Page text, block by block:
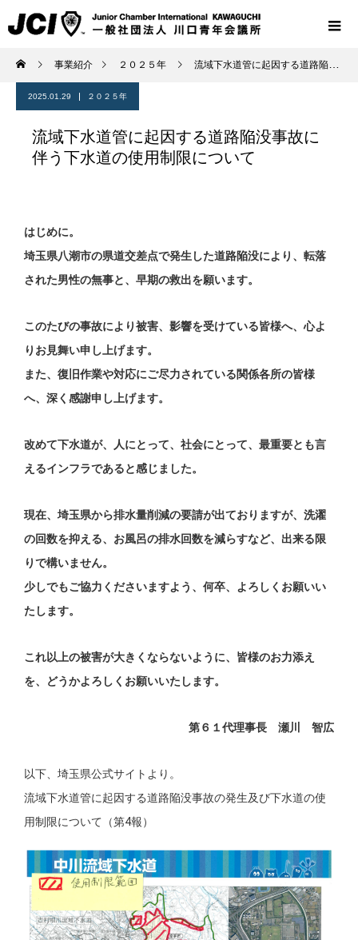
事業紹介 ２０２５年 流域下水道管に起因する道路陥没事故に伴う下水道の使用制限について
2025.01.29 ２０２５年
流域下水道管に起因する道路陥没事故に
伴う下水道の使用制限について
はじめに。
埼玉県八潮市の県道交差点で発生した道路陥没により、転落
された男性の無事と、早期の救出を願います。
このたびの事故により被害、影響を受けている皆様へ、心よ
りお見舞い申し上げます。
また、復旧作業や対応にご尽力されている関係各所の皆様
へ、深く感謝申し上げます。
改めて下水道が、人にとって、社会にとって、最重要とも言
えるインフラであると感じました。
現在、埼玉県から排水量削減の要請が出ておりますが、洗濯
の回数を抑える、お風呂の排水回数を減らすなど、出来る限
りで構いません。
少しでもご協力くださいますよう、何卒、よろしくお願いい
たします。
これ以上の被害が大きくならないように、皆様のお力添え
を、どうかよろしくお願いいたします。
第６１代理事長 瀬川 智広
以下、 埼玉県公式サイト より。
流域下水道管に起因する道路陥没事故の発生及び下水道の使
用制限について（第4報）